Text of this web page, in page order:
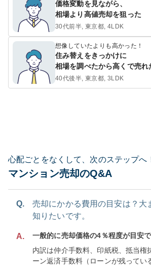
価格変動を見ながら、
相場より高値売却を狙った
30代前半, 東京都, 4LDK
想像していたよりも高かった！
住み替えをきっかけに
相場を調べたから高くで売れ
40代後半, 東京都, 3LDK
心配ごとをなくして、次のステップへ
マンション売却のQ&A
Q.
売却にかかる費用の目安は？大
知りたいです。
A.
一般的に売却価格の4％程度が目安で
内訳は仲介手数料、印紙税、抵当権
ーン返済手数料（ローンが残ってい